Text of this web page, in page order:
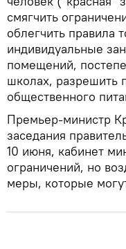
смягчить
облегчить правила
индивидуальные
помещений,
школах, разрешить
общественного
Премьер-министр
заседания
10 июня, кабинет
ограничений, но
меры, которые